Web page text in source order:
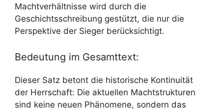
Machtverhältnisse wird durch die
Geschichtsschreibung gestützt, die nur die
Perspektive der Sieger berücksichtigt.
Bedeutung im Gesamttext:
Dieser Satz betont die historische Kontinuität
der Herrschaft: Die aktuellen Machtstrukturen
sind keine neuen Phänomene, sondern das